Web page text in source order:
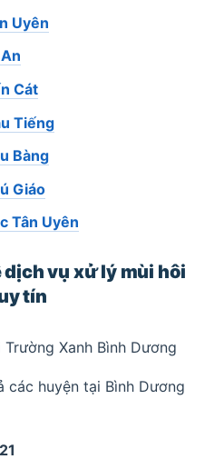
Uyên
Cát
Tiếng
Bàng
Giáo
Tân Uyên
vụ xử lý mùi hôi
tín
Xanh Bình Dương
các huyện tại Bình Dương